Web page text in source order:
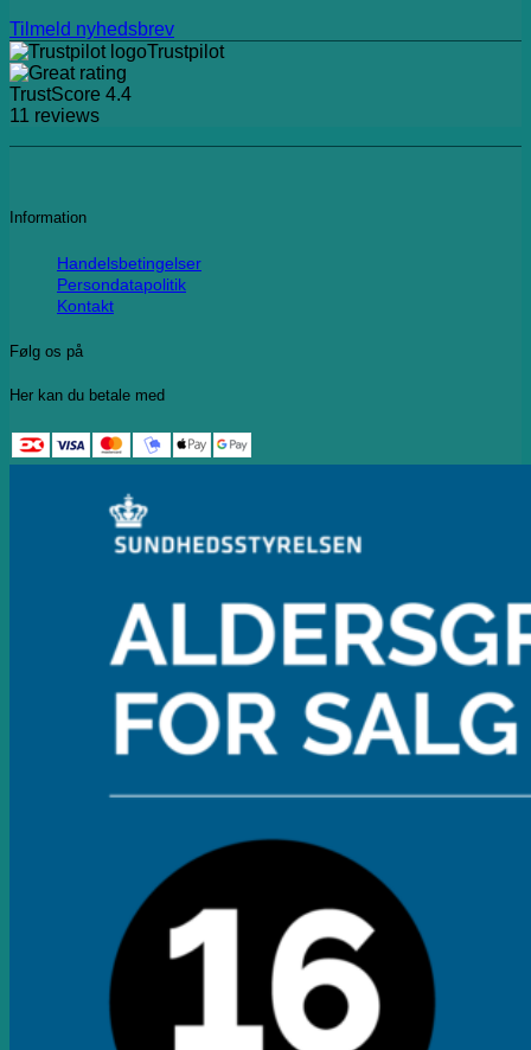
Tilmeld nyhedsbrev
Trustpilot
TrustScore 4.4
11 reviews
Information
Handelsbetingelser
Persondatapolitik
Kontakt
Følg os på
Her kan du betale med